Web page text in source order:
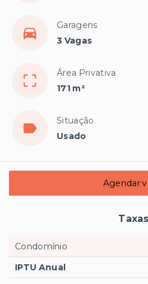
Garagens
3 Vagas
Área Privativa
171 m²
Situação
Usado
Agendar
Taxas
Condomínio
IPTU Anual